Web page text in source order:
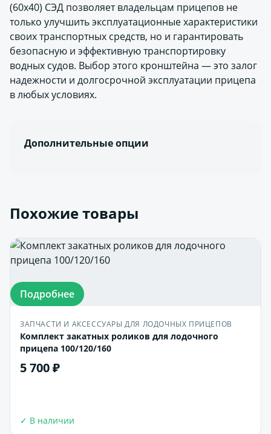
(60х40) СЭД позволяет владельцам прицепов не
только улучшить эксплуатационные характеристики
своих транспортных средств, но и гарантировать
безопасную и эффективную транспортировку
водных судов. Выбор этого кронштейна — это залог
надежности и долгосрочной эксплуатации прицепа
в любых условиях.
Дополнительные опции
Похожие товары
Подробнее
ЗАПЧАСТИ И АКСЕССУАРЫ ДЛЯ ЛОДОЧНЫХ ПРИЦЕПОВ
Комплект закатных роликов для лодочного
прицепа 100/120/160
5 700 ₽
✓ В наличии